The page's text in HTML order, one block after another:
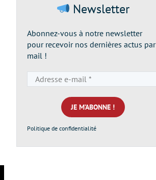
Newsletter
Abonnez-vous à notre newsletter
pour recevoir nos dernières actus par
mail !
e-
mail
*
Politique de confidentialité